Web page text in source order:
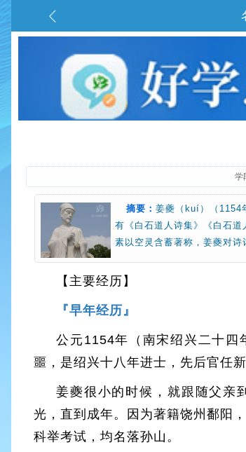
学
摘要：姜夔（kuí）（1154
有《白石道人诗集》《白石
素以空灵含蓄著称，姜夔对
【主要经历】
『早年经历』
公元1154年（南宋绍兴二十四
噩，是绍兴十八年进士，先后官任
姜夔很小的时候，就跟随父亲
光，直到成年。因为著籍饶州鄱阳
科举考试，均名落孙山。